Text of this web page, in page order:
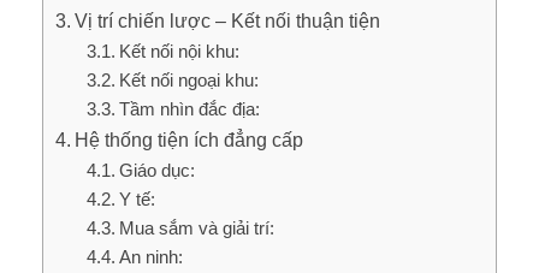
Vị trí chiến lược – Kết nối thuận tiện
Kết nối nội khu:
Kết nối ngoại khu:
Tầm nhìn đắc địa:
Hệ thống tiện ích đẳng cấp
Giáo dục:
Y tế:
Mua sắm và giải trí:
An ninh: